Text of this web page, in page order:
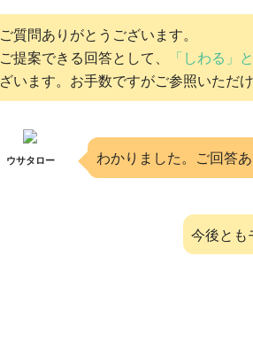
ご質問ありがとうございます。
ご提案できる回答として、
「しわる」
ざいます。お手数ですがご参照いただ
ウサタロー わかりました。ご回答
今後とも